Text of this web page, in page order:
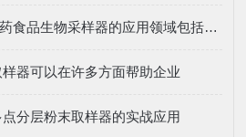
FDA HACCP认证医药食品生物采样器的应用领域包括哪些？
器可以在许多方面帮助企业
分层粉末取样器的实战应用